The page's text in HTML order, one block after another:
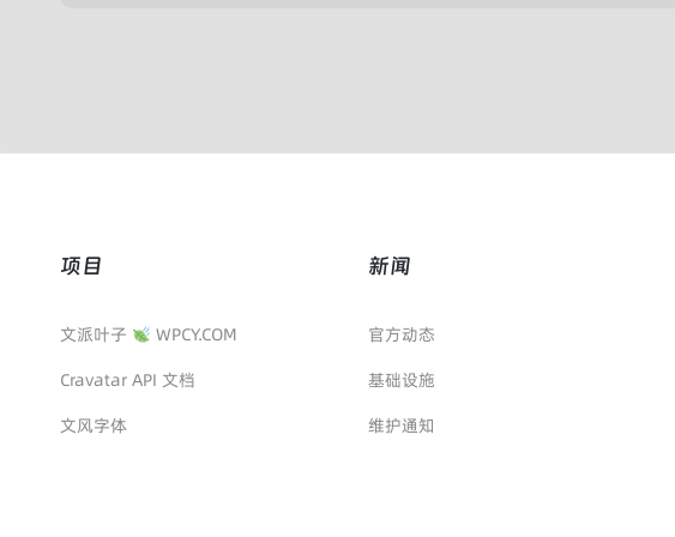
项目
文派叶子
WPCY.COM
Cravatar API 文档
文风字体
新闻
官方动态
基础设施
维护通知